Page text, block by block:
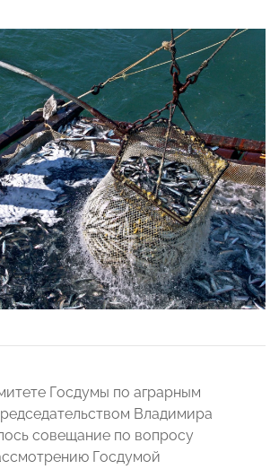
Госдумы по аграрным
Владимира
совещание по вопросу
Госдумой